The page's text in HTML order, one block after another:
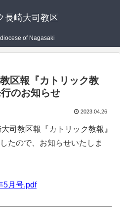
長崎大司教区
of Nagasaki
区報『カトリック教
のお知らせ
2023.04.26
司教区報『カトリック教報』
たので、お知らせいたしま
5月号.pdf